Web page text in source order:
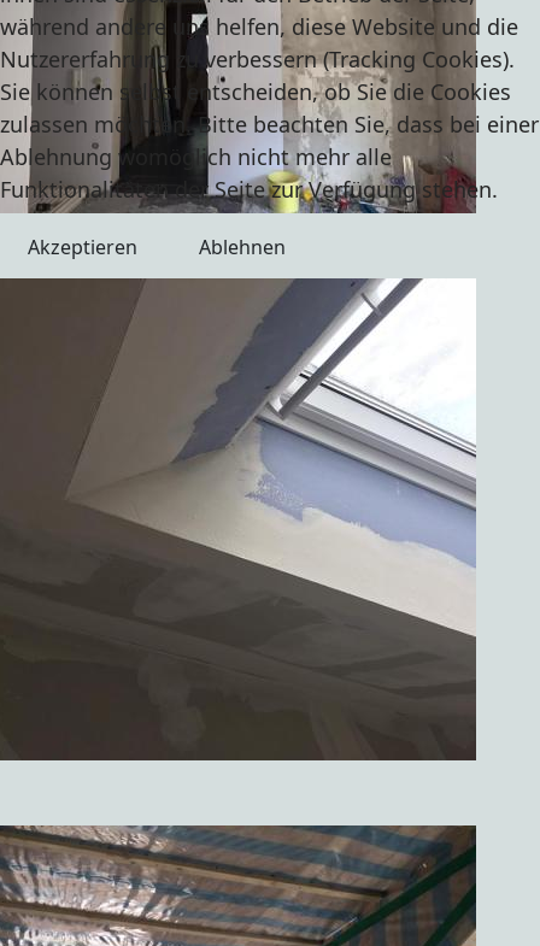
während andere uns helfen, diese Website und die
Nutzererfahrung zu verbessern (Tracking Cookies).
Sie können selbst entscheiden, ob Sie die Cookies
zulassen möchten. Bitte beachten Sie, dass bei einer
Ablehnung womöglich nicht mehr alle
Funktionalitäten der Seite zur Verfügung stehen.
Akzeptieren Ablehnen